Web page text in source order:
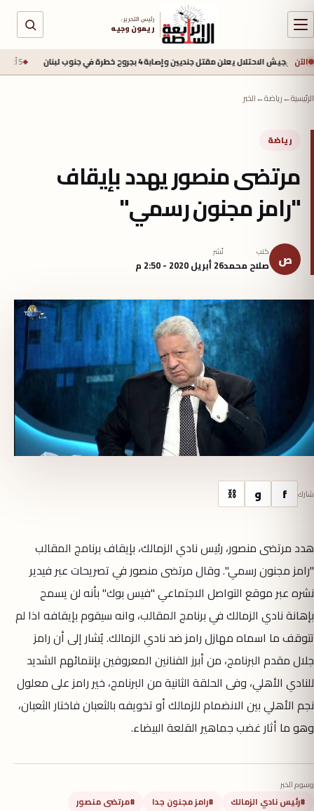
رئيس التحرير :
ريمون وجيه
الآنيعلن مقتل جنديين وإصابة 4 بجروح خطرة في جنوب لبنان 5 أغسطس 2026 - 2:40 م
الرئيسية←رياضة←الخبر
رياضة
مرتضى منصور يهدد بإيقاف
"رامز مجنون رسمي"
ص كتب
صلاح محمد
نُشر
26 أبريل 2020 - 2:50 م
شارك f و ⛓
هدد مرتضى منصور، رئيس نادي الزمالك، بإيقاف برنامج المقالب
"رامز مجنون رسمي". وقال مرتضى منصور في تصريحات عبر فيدير
نشره عبر موقع التواصل الاجتماعي "فيس بوك" بأنه لن يسمح
بإهانة نادي الزمالك في برنامج المقالب، وانه سيقوم بإيقافه اذا لم
تتوقف ما اسماه مهازل رامز ضد نادي الزمالك. يُشار إلى أن رامز
جلال مقدم البرنامج، من أبرز الفنانين المعروفين بإنتمائهم الشديد
للنادي الأهلي، وفى الحلقة الثانية من البرنامج، خير رامز على معلول
نجم الأهلي بين الانضمام للزمالك أو تخويفه بالثعبان فاختار الثعبان،
وهو ما أثار غضب جماهير القلعة البيضاء.
وسوم الخبر
#رئيس نادي الزمالك #رامز مجنون جدا #مرتضى منصور